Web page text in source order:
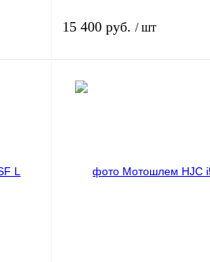
15 400 руб. / шт